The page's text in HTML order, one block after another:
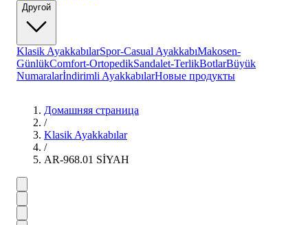
Другой
Klasik AyakkabılarSpor-Casual AyakkabıMakosen-
GünlükComfort-OrtopedikSandalet-TerlikBotlarBüyük
Numaralarİndirimli AyakkabılarНовые продукты
Домашняя страница
/
Klasik Ayakkabılar
/
AR-968.01 SİYAH